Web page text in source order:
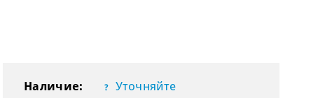
Наличие: Уточняйте